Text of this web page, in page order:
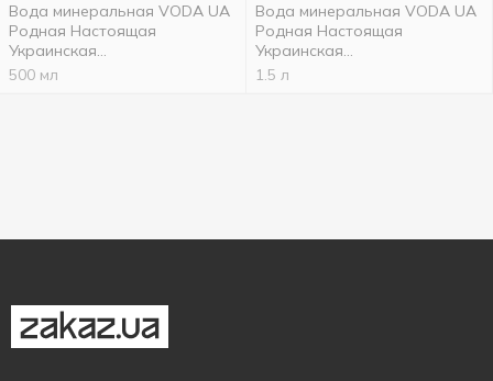
Вода минеральная VODA UA
Родная Настоящая
Украинская
сильногазированная 0,5л
500 мл
Вода минеральная VODA UA
Родная Настоящая
Украинская
сильногазированная 1,5л
1.5 л